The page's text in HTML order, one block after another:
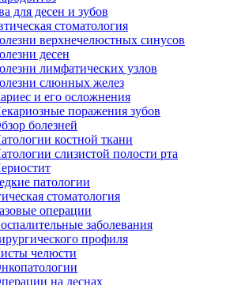
для десен и зубов
стоматология
верхнечелюстных синусов
десен
лимфатических узлов
слюнных желез
и его осложнения
поражения зубов
болезней
костной ткани
слизистой полости рта
патологии
стоматология
операции
заболевания
профиля
челюсти
на деснах